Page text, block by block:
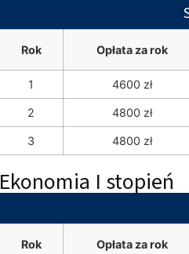
Rok Opłata za rok
1 4600 zł
2 4800 zł
3 4800 zł
Ekonomia I stopień
Rok Opłata za rok